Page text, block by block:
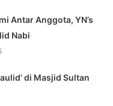
Antar Anggota, YN’s
Nabi
di Masjid Sultan